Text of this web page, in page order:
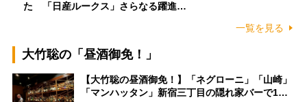
た 「日産ルークス」さらなる躍進…
一覧を見る
大竹聡の「昼酒御免！」
【大竹聡の昼酒御免！】「ネグローニ」「山崎」
「マンハッタン」新宿三丁目の隠れ家バーで1…